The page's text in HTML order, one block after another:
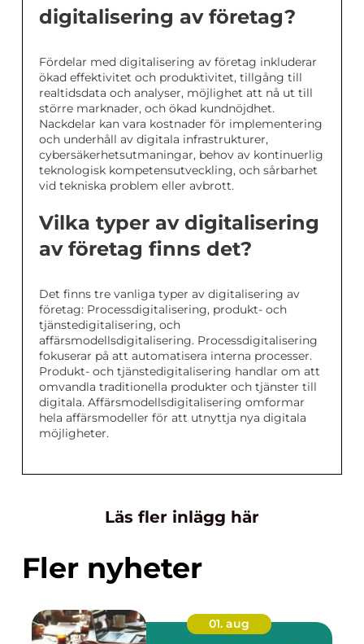
digitalisering av företag?
Fördelar med digitalisering av företag inkluderar
ökad effektivitet och produktivitet, tillgång till
realtidsdata och analyser, möjlighet att nå ut till
större marknader, och ökad kundnöjdhet.
Nackdelar kan vara kostnader för implementering
och underhåll av digitala infrastrukturer,
cybersäkerhetsutmaningar, behov av kontinuerlig
teknologisk kompetensutveckling, och sårbarhet
vid tekniska problem eller avbrott.
Vilka typer av digitalisering
av företag finns det?
Det finns tre vanliga typer av digitalisering av
företag: Processdigitalisering, produkt- och
tjänstedigitalisering, och
affärsmodellsdigitalisering. Processdigitalisering
fokuserar på att automatisera interna processer.
Produkt- och tjänstedigitalisering handlar om att
omvandla traditionella produkter och tjänster till
digitala. Affärsmodellsdigitalisering omformar
hela affärsmodeller för att utnyttja nya digitala
möjligheter.
Läs fler inlägg här
Fler nyheter
01. aug